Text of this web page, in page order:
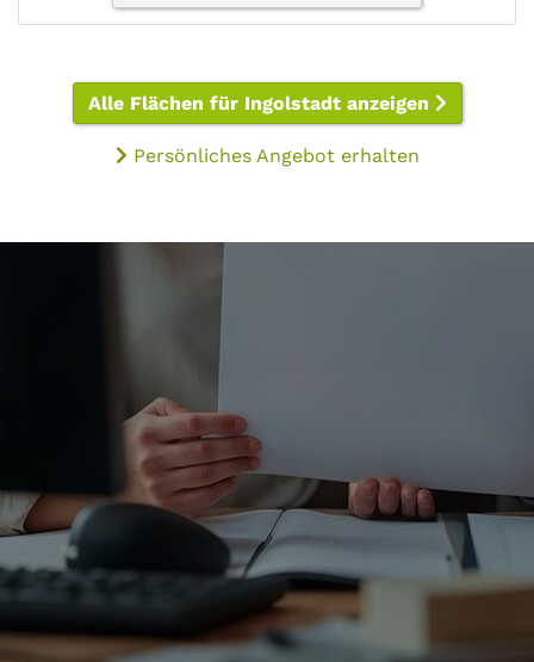
Alle Flächen für Ingolstadt anzeigen
Persönliches Angebot erhalten